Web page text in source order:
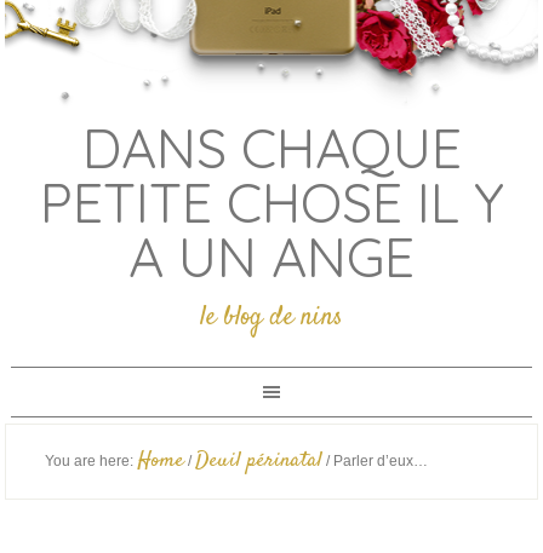
DANS CHAQUE
PETITE CHOSE IL Y
A UN ANGE
le blog de nins
You are here: Home / Deuil périnatal /Parler d’eux…